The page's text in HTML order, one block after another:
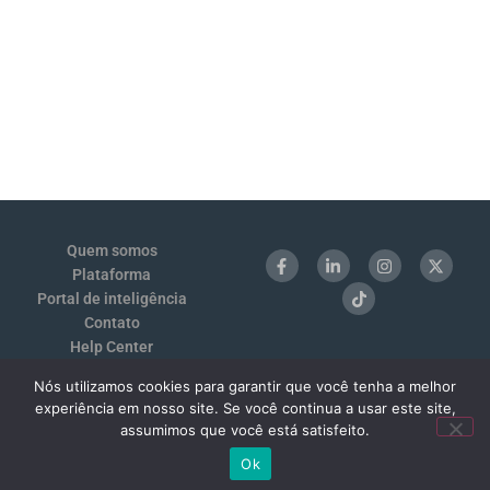
Quem somos
Plataforma
Portal de inteligência
Contato
Help Center
Termos de Uso e Privacidade
Benchmarking 1:1
Nós utilizamos cookies para garantir que você tenha a melhor
experiência em nosso site. Se você continua a usar este site,
assumimos que você está satisfeito.
Ok